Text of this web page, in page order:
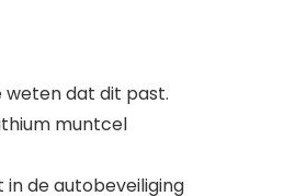
dat dit past.
muntcel
de autobeveiliging